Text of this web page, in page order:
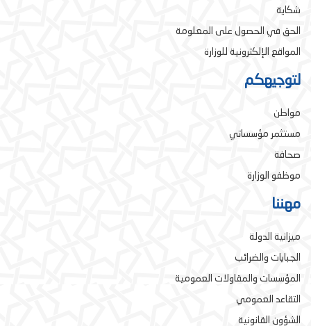
شكاية
الحق في الحصول على المعلومة
المواقع الإلكترونية للوزارة
لتوجيهكم
مواطن
مستثمر مؤسساتي
صحافة
موظفو الوزارة
مهننا
ميزانية الدولة
الجبايات والضرائب
المؤسسات والمقاولات العمومية
التقاعد العمومي
الشؤون القانونية